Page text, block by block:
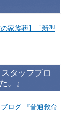
家族葬】「新型
タッフブロ
。』
ログ 『普通救命